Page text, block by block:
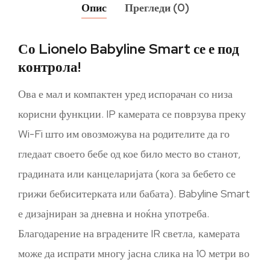
Опис Прегледи (0)
Со Lionelo Babyline Smart се е под
контрола!
Ова е мал и компактен уред испорачан со низа
корисни функции. IP камерата се поврзува преку
Wi-Fi што им овозможува на родителите да го
гледаат своето бебе од кое било место во станот,
градината или канцеларијата (кога за бебето се
грижи бебиситерката или бабата). Babyline Smart
е дизајниран за дневна и ноќна употреба.
Благодарение на вградените IR светла, камерата
може да испрати многу јасна слика на 10 метри во